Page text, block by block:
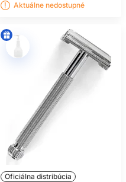
Aktuálne nedostupné
Oficiálna distribúcia